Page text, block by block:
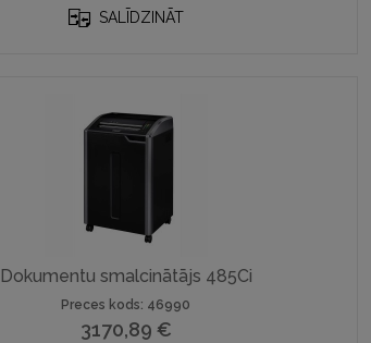
SALĪDZINĀT
Dokumentu smalcinātājs 485Ci
Preces kods: 46990
3170,89 €